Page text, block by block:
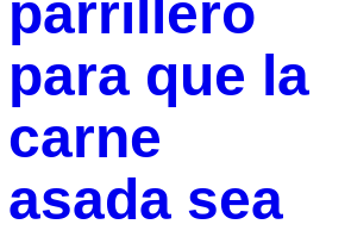
parrillero
para que la
carne
asada sea